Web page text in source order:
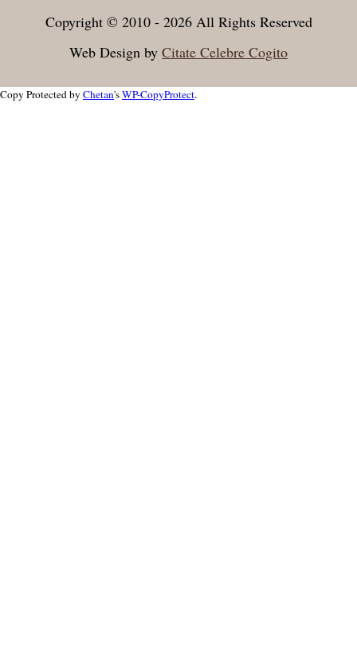
Copyright © 2010 - 2026 All Rights Reserved
Web Design by Citate Celebre Cogito
Copy Protected by Chetan'sWP-CopyProtect.